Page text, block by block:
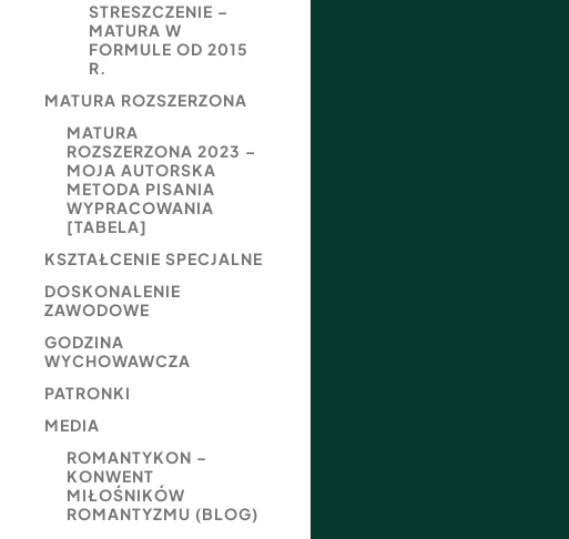
STRESZCZENIE –
MATURA W
FORMULE OD 2015
R.
MATURA ROZSZERZONA
MATURA
ROZSZERZONA 2023 –
MOJA AUTORSKA
METODA PISANIA
WYPRACOWANIA
[TABELA]
KSZTAŁCENIE SPECJALNE
DOSKONALENIE
ZAWODOWE
GODZINA
WYCHOWAWCZA
PATRONKI
MEDIA
ROMANTYKON –
KONWENT
MIŁOŚNIKÓW
ROMANTYZMU (BLOG)